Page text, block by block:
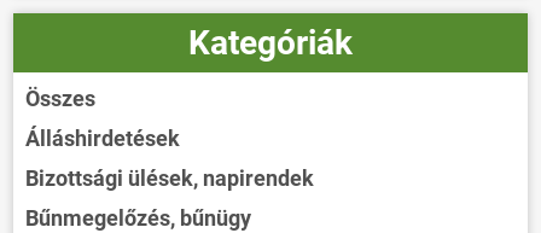
Kategóriák
Összes
Álláshirdetések
Bizottsági ülések, napirendek
Bűnmegelőzés, bűnügy